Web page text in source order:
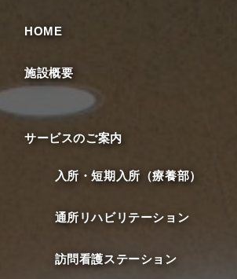
HOME
施設概要
サービスのご案内
入所・短期入所（療養部）
通所リハビリテーション
訪問看護ステーション